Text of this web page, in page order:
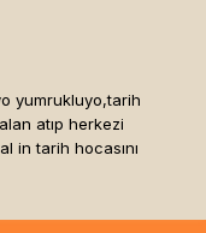
yumrukluyo,tarih
atıp herkezi
in tarih hocasını